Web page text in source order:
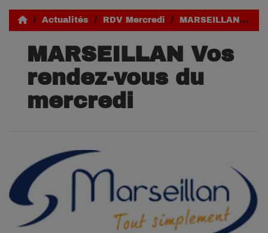
Actualités RDV Mercredi MARSEILLAN Vos rendez-vous du mercredi
MARSEILLAN Vos
rendez-vous du
mercredi